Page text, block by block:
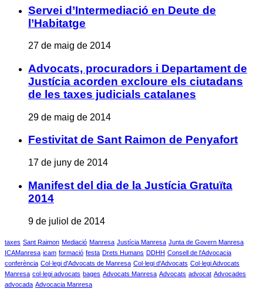
Servei d’Intermediació en Deute de
l’Habitatge
27 de maig de 2014
Advocats, procuradors i Departament de
Justícia acorden excloure els ciutadans
de les taxes judicials catalanes
29 de maig de 2014
Festivitat de Sant Raimon de Penyafort
17 de juny de 2014
Manifest del dia de la Justícia Gratuïta
2014
9 de juliol de 2014
taxes Sant Raimon Mediació Manresa Justícia Manresa Junta de Govern Manresa
ICAManresa icam formació festa Drets Humans DDHH Consell de l'Advocacia
conferència Col·legi d'Advocats de Manresa Col·legi d'Advocats Col·legi Advocats
Manresa col·legi advocats bages Advocats Manresa Advocats advocat Advocades
advocada Advocacia Manresa